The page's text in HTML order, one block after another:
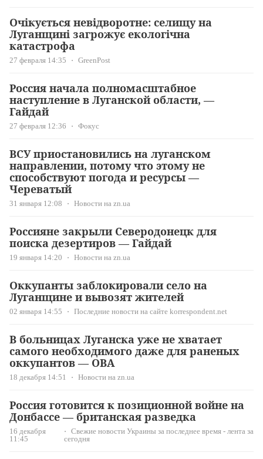
Очікується невідворотне: селищу на
Луганщині загрожує екологічна
катастрофа
27 февраля 14:35 GreenPost
Россия начала полномасштабное
наступление в Луганской области, —
Гайдай
27 февраля 12:36 Фокус
ВСУ приостановились на луганском
направлении, потому что этому не
способствуют погода и ресурсы —
Череватый
31 января 12:08 Новости на zn.ua
Россияне закрыли Северодонецк для
поиска дезертиров — Гайдай
19 января 14:20 Новости на zn.ua
Оккупанты заблокировали село на
Луганщине и вывозят жителей
02 января 14:55 Последние новости на сайте korrespondent.net
В больницах Луганска уже не хватает
самого необходимого даже для раненых
оккупантов — ОВА
18 декабря 14:51 Новости на zn.ua
Россия готовится к позиционной войне на
Донбассе — британская разведка
16 декабря
11:45
Свежие новости Украины за последнее время - лента за
сегодня